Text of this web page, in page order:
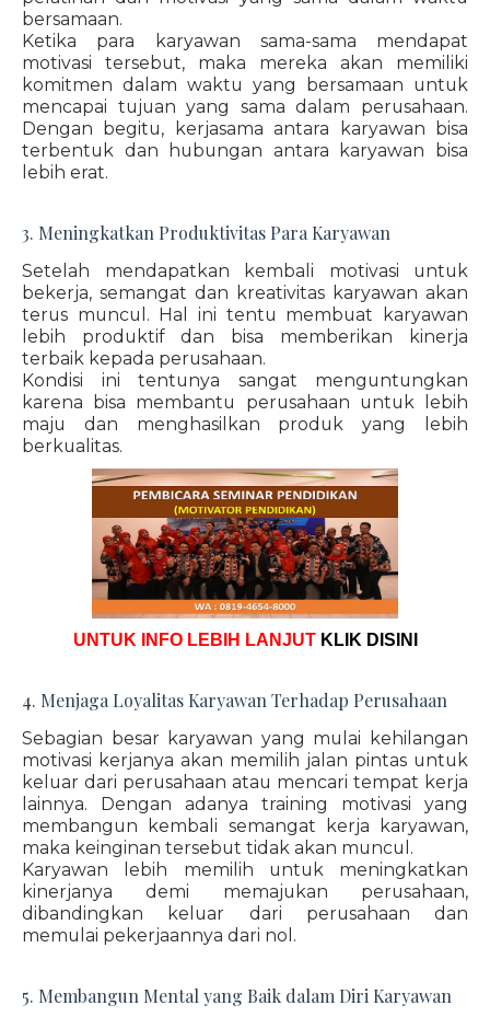
bersamaan.
Ketika para karyawan sama-sama mendapat
motivasi tersebut, maka mereka akan memiliki
komitmen dalam waktu yang bersamaan untuk
mencapai tujuan yang sama dalam perusahaan.
Dengan begitu, kerjasama antara karyawan bisa
terbentuk dan hubungan antara karyawan bisa
lebih erat.
3. Meningkatkan Produktivitas Para Karyawan
Setelah mendapatkan kembali motivasi untuk
bekerja, semangat dan kreativitas karyawan akan
terus muncul. Hal ini tentu membuat karyawan
lebih produktif dan bisa memberikan kinerja
terbaik kepada perusahaan.
Kondisi ini tentunya sangat menguntungkan
karena bisa membantu perusahaan untuk lebih
maju dan menghasilkan produk yang lebih
berkualitas.
UNTUK INFO LEBIH LANJUT KLIK DISINI
4. Menjaga Loyalitas Karyawan Terhadap Perusahaan
Sebagian besar karyawan yang mulai kehilangan
motivasi kerjanya akan memilih jalan pintas untuk
keluar dari perusahaan atau mencari tempat kerja
lainnya. Dengan adanya training motivasi yang
membangun kembali semangat kerja karyawan,
maka keinginan tersebut tidak akan muncul.
Karyawan lebih memilih untuk meningkatkan
kinerjanya demi memajukan perusahaan,
dibandingkan keluar dari perusahaan dan
memulai pekerjaannya dari nol.
5. Membangun Mental yang Baik dalam Diri Karyawan